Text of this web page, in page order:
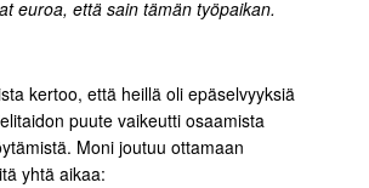
euroa, että sain tämän työpaikan.
kertoo, että heillä oli epäselvyyksiä
puute vaikeutti osaamista
Moni joutuu ottamaan
yhtä aikaa: